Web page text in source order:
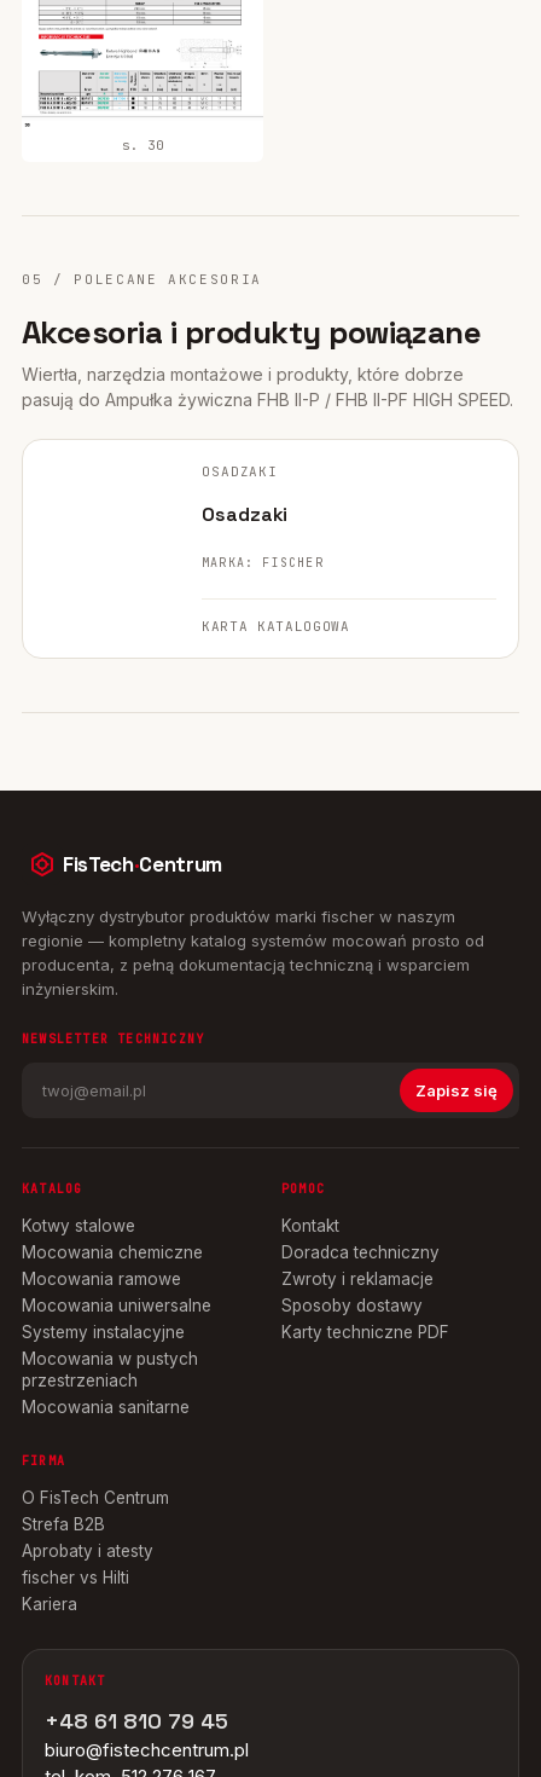
s. 30
05 / POLECANE AKCESORIA
Akcesoria i produkty powiązane
Wiertła, narzędzia montażowe i produkty, które dobrze
pasują do Ampułka żywiczna FHB II-P / FHB II-PF HIGH SPEED.
ORYGINALNE ZDJĘCIE
OSADZAKI
Osadzaki
MARKA: FISCHER
KARTA KATALOGOWA
FisTech·Centrum
Wyłączny dystrybutor produktów marki fischer w naszym
regionie — kompletny katalog systemów mocowań prosto od
producenta, z pełną dokumentacją techniczną i wsparciem
inżynierskim.
NEWSLETTER TECHNICZNY
Zapisz się
KATALOG
Kotwy stalowe
Mocowania chemiczne
Mocowania ramowe
Mocowania uniwersalne
Systemy instalacyjne
Mocowania w pustych
przestrzeniach
Mocowania sanitarne
POMOC
Kontakt
Doradca techniczny
Zwroty i reklamacje
Sposoby dostawy
Karty techniczne PDF
FIRMA
O FisTech Centrum
Strefa B2B
Aprobaty i atesty
fischer vs Hilti
Kariera
KONTAKT
+48 61 810 79 45
biuro@fistechcentrum.pl